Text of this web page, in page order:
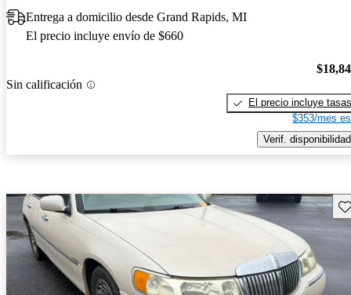
Entrega a domicilio desde Grand Rapids, MI
El precio incluye envío de $660
Sin calificación
El precio incluye tasas
$353/mes
Verif. disponibilidad